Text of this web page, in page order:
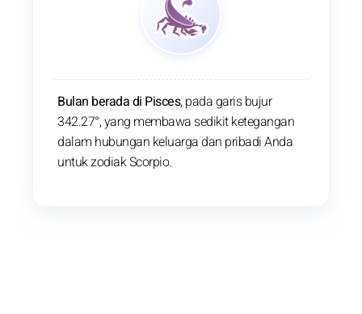
Bulan berada di Pisces, pada garis bujur
342.27°, yang membawa sedikit ketegangan
dalam hubungan keluarga dan pribadi Anda
untuk zodiak Scorpio.